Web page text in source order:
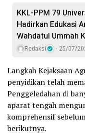
KKL-PPM 79
Hadirkan Edukasi
Wahdatul Ummah
Redaksi 25/07/
Langkah Kejaksaan
penyidikan telah
Penggeledahan di
aparat tengah
komprehensif
berikutnya.